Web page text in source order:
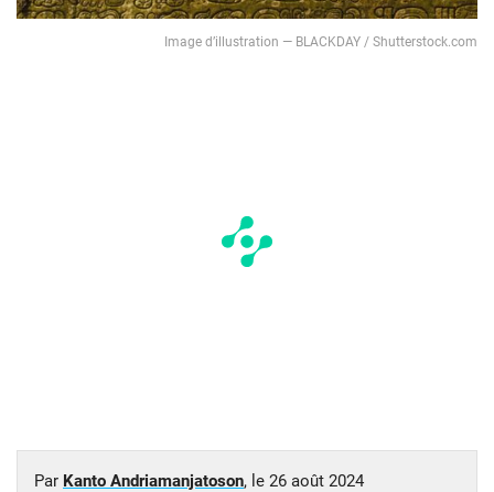
Image d’illustration — BLACKDAY / Shutterstock.com
Par Kanto Andriamanjatoson, le 26 août 2024